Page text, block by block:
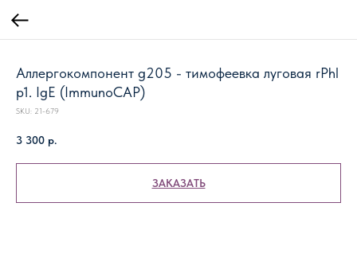
Аллергокомпонент g205 - тимофеевка луговая rPhl
p1. IgE (ImmunoCAP)
SKU: 21-679
3 300 р.
ЗАКАЗАТЬ